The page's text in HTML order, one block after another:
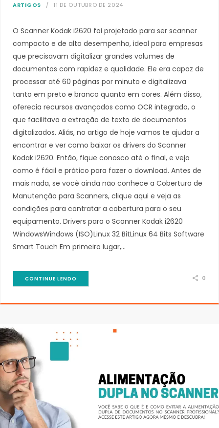
ARTIGOS 11 DE OUTUBRO DE 2024
O Scanner Kodak i2620 foi projetado para ser scanner
compacto e de alto desempenho, ideal para empresas
que precisavam digitalizar grandes volumes de
documentos com rapidez e qualidade. Ele era capaz de
processar até 60 páginas por minuto e digitalizava
tanto em preto e branco quanto em cores. Além disso,
oferecia recursos avançados como OCR integrado, o
que facilitava a extração de texto de documentos
digitalizados. Aliás, no artigo de hoje vamos te ajudar a
encontrar e ver como baixar os drivers do Scanner
Kodak i2620. Então, fique conosco até o final, e veja
como é fácil e prático para fazer o download. Antes de
mais nada, se você ainda não conhece a Cobertura de
Manutenção para Scanners, clique aqui e veja as
condições para contratar a cobertura para o seu
equipamento. Drivers para o Scanner Kodak i2620
WindowsWindows (ISO)Linux 32 BitLinux 64 Bits Software
Smart Touch Em primeiro lugar,…
CONTINUE LENDO 0